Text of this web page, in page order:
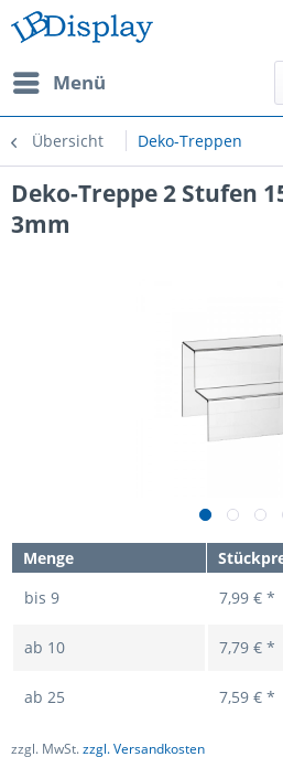
Menü
Übersicht Deko-Treppen
Deko-Treppe 2 Stufen
3mm
Menge
bis 9 7,99 € *
ab 10 7,79 € *
ab 25 7,59 € *
zzgl. MwSt.zzgl. Versandkosten